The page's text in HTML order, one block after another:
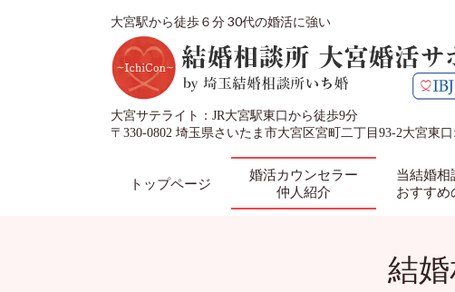
大宮駅から徒歩６分 30代の婚活に強い
大宮サテライト：JR大宮駅東口から徒歩9分
〒330-0802 埼玉県さいたま市大宮区宮町二丁目93-2大宮東
トップページ
婚活カウンセラー
仲人紹介
当結婚相
おすすめ
結